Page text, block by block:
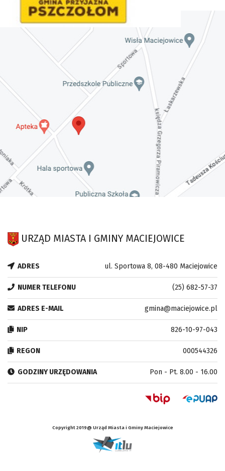
URZĄD MIASTA I GMINY MACIEJOWICE
ADRES ul. Sportowa 8, 08-480 Maciejowice
NUMER TELEFONU (25) 682-57-37
ADRES E-MAIL gmina@maciejowice.pl
NIP 826-10-97-043
REGON 000544326
GODZINY URZĘDOWANIA Pon - Pt. 8.00 - 16.00
Copyright 2019@ Urząd Miasta i Gminy Maciejowice